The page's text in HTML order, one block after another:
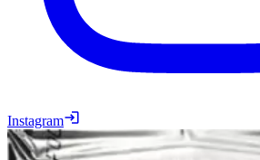
Instagram